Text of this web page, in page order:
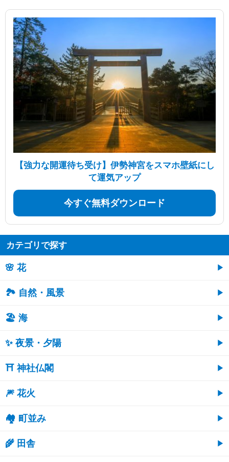
【強力な開運待ち受け】伊勢神宮をスマホ壁紙にし
て運気アップ
今すぐ無料ダウンロード
カテゴリで探す
🌸 花
🏞️ 自然・風景
🏖 海
✨ 夜景・夕陽
⛩ 神社仏閣
🎆 花火
🏘 町並み
🌾 田舎